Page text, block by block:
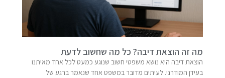
מה זה הוצאת דיבה? כל מה שחשוב לדעת
הוצאת דיבה היא נושא משפטי חשוב שנוגע כמעט לכל אחד מאיתנו
בעידן המודרני. לעיתים מדובר במשפט אחד שנאמר ברגע של